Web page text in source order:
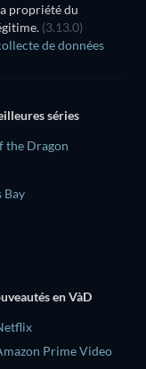
propriété du
(3.13.0)
de données
séries
the Dragon
Bay
en VàD
Prime Video